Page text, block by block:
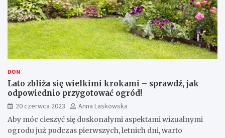
DOM
Lato zbliża się wielkimi krokami – sprawdź, jak
odpowiednio przygotować ogród!
20 czerwca 2023
Anna Laskowska
Aby móc cieszyć się doskonałymi aspektami wizualnymi
ogrodu już podczas pierwszych, letnich dni, warto